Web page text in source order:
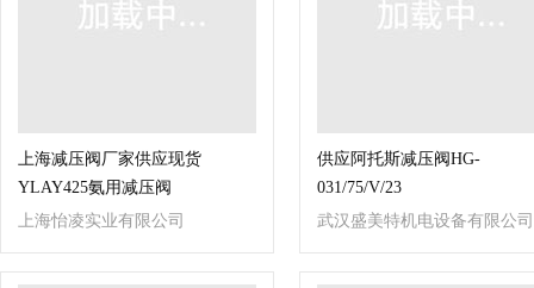
上海减压阀厂家供应现货
YLAY425氨用减压阀
上海怡凌实业有限公司
供应阿托斯减压阀HG-
031/75/V/23
武汉盛美特机电设备有限公司